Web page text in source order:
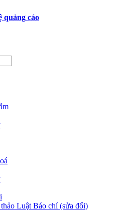
quảng cáo
Luật Báo chí (sửa đổi)